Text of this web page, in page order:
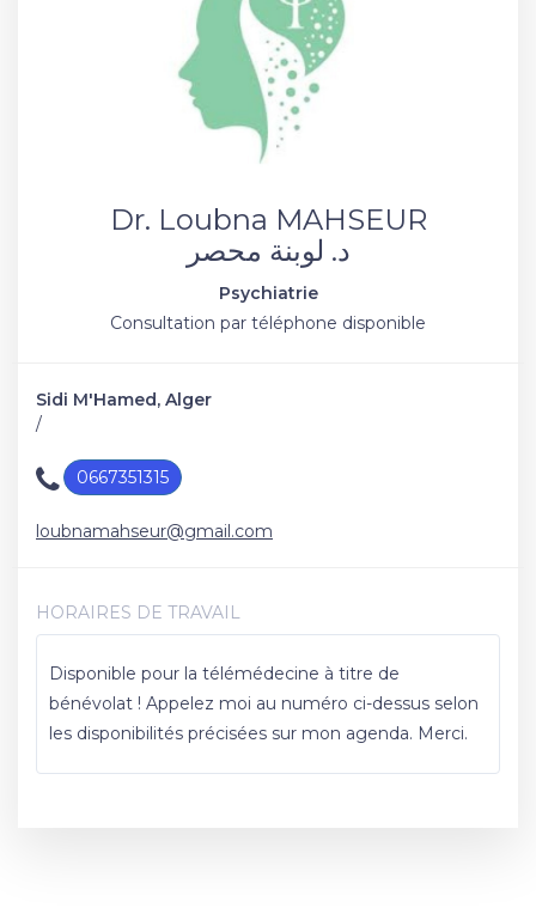
Dr. Loubna MAHSEUR
د. لوبنة محصر
Psychiatrie
Consultation par téléphone disponible
Sidi M'Hamed, Alger
/
0667351315
loubnamahseur@gmail.com
HORAIRES DE TRAVAIL
Disponible pour la télémédecine à titre de
bénévolat ! Appelez moi au numéro ci-dessus selon
les disponibilités précisées sur mon agenda. Merci.